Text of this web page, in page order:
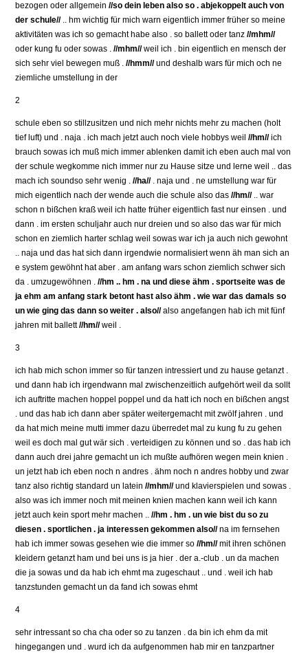
bezogen oder allgemein//so dein leben also so . abjekoppelt auch von
der schule//.. hm wichtig für mich warn eigentlich immer früher so meine
aktivitäten was ich so gemacht habe also . so ballett oder tanz//mhm//
oder kung fu oder sowas .//mhm//weil ich . bin eigentlich en mensch der
sich sehr viel bewegen muß .//hmm//und deshalb wars für mich och ne
ziemliche umstellung in der
2
schule eben so stillzusitzen und nich mehr nichts mehr zu machen (holt
tief luft) und . naja . ich mach jetzt auch noch viele hobbys weil//hm//ich
brauch sowas ich muß mich immer ablenken damit ich eben auch mal von
der schule wegkomme nich immer nur zu Hause sitze und lerne weil .. das
mach ich soundso sehr wenig .//ha//. naja und . ne umstellung war für
mich eigentlich nach der wende auch die schule also das//hm//.. war
schon n bißchen kraß weil ich hatte früher eigentlich fast nur einsen . und
dann . im ersten schuljahr auch nur dreien und so also das war für mich
schon en ziemlich harter schlag weil sowas war ich ja auch nich gewohnt
.. naja und das hat sich dann irgendwie normalisiert wenn äh man sich an
e system gewöhnt hat aber . am anfang wars schon ziemlich schwer sich
da . umzugewöhnen .//hm .. hm . na und diese ähm . sportseite was de
ja ehm am anfang stark betont hast also ähm . wie war das damals so
un wie ging das dann so weiter . also//also angefangen hab ich mit fünf
jahren mit ballett//hm//weil .
3
ich hab mich schon immer so für tanzen intressiert und zu hause getanzt .
und dann hab ich irgendwann mal zwischenzeitlich aufgehört weil da sollt
ich auftritte machen hoppel poppel und da hatt ich noch en bißchen angst
. und das hab ich dann aber später weitergemacht mit zwölf jahren . und
da hat mich meine mutti immer dazu überredet mal zu kung fu zu gehen
weil es doch mal gut wär sich . verteidigen zu können und so . das hab ich
dann auch drei jahre gemacht un ich mußte aufhören wegen mein knien .
un jetzt hab ich eben noch n andres . ähm noch n andres hobby und zwar
tanz also richtig standard un latein//mhm//und klavierspielen und sowas .
also was ich immer noch mit meinen knien machen kann weil ich kann
jetzt auch kein sport mehr machen ..//hm . hm . un wie bist du so zu
diesen . sportlichen . ja interessen gekommen also//na im fernsehen
hab ich immer sowas gesehen wie die immer so//hm//mit ihren schönen
kleidern getanzt ham und bei uns is ja hier . der a.-club . un da machen
die ja sowas und da hab ich ehmt ma zugeschaut .. und . weil ich hab
tanzstunden gemacht un da fand ich sowas ehmt
4
sehr intressant so cha cha oder so zu tanzen . da bin ich ehm da mit
hingegangen und . wurd ich da aufgenommen hab mir en tanzpartner